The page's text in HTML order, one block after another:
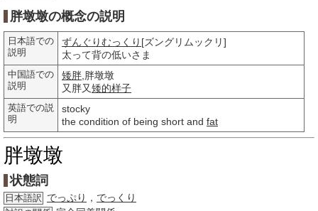
胖墩墩の概念の説明
日本語での
説明
ずんぐりむっくり [ズングリムックリ]
太って背の低いさま
中国語での
説明
矮胖 ,胖墩墩
又胖又矮的样子
英語での説
明
stocky
the condition of being short and fat
胖墩墩
状態詞
日本語訳 でっぷり ， でっくり